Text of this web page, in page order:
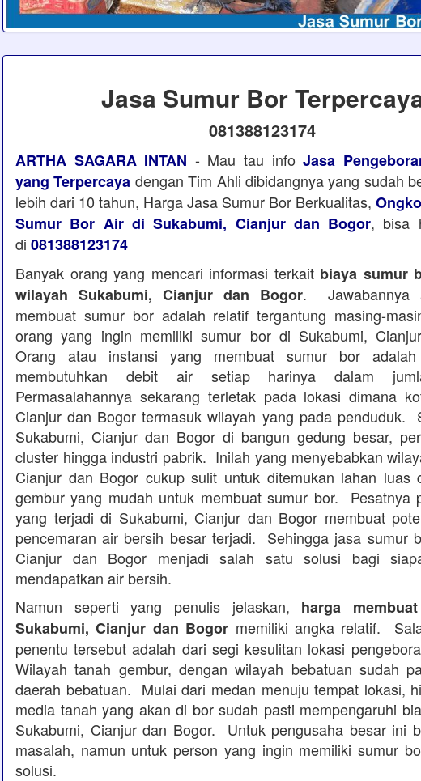
Jasa Sumur Bor
081388123174
ARTHA SAGARA INTAN - Mau tau infoJasa
yang Terpercaya dengan Tim Ahli dibidangnya yang sudah
lebih dari 10 tahun, Harga Jasa Sumur Bor Berkualitas,
Sumur Bor Air di Sukabumi, Cianjur dan Bogor, bisa
di 081388123174
Banyak orang yang mencari informasi terkait biaya sumur
wilayah Sukabumi, Cianjur dan Bogor. Jawabannya
membuat sumur bor adalah relatif tergantung masing-
orang yang ingin memiliki sumur bor di Sukabumi,
Orang atau instansi yang membuat sumur bor
membutuhkan debit air setiap harinya dalam
Permasalahannya sekarang terletak pada lokasi dimana
Cianjur dan Bogor termasuk wilayah yang pada penduduk.
Sukabumi, Cianjur dan Bogor di bangun gedung besar,
cluster hingga industri pabrik. Inilah yang menyebabkan
Cianjur dan Bogor cukup sulit untuk ditemukan lahan luas
gembur yang mudah untuk membuat sumur bor. Pesatnya
yang terjadi di Sukabumi, Cianjur dan Bogor membuat
pencemaran air bersih besar terjadi. Sehingga jasa sumur
Cianjur dan Bogor menjadi salah satu solusi bagi
mendapatkan air bersih.
Namun seperti yang penulis jelaskan, harga
Sukabumi, Cianjur dan Bogor memiliki angka relatif.
penentu tersebut adalah dari segi kesulitan lokasi
Wilayah tanah gembur, dengan wilayah bebatuan sudah
daerah bebatuan. Mulai dari medan menuju tempat lokasi,
media tanah yang akan di bor sudah pasti mempengaruhi
Sukabumi, Cianjur dan Bogor. Untuk pengusaha besar ini
masalah, namun untuk person yang ingin memiliki sumur
solusi.